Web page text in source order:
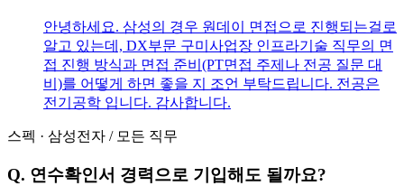
안녕하세요. 삼성의 경우 원데이 면접으로 진행되는걸로
알고 있는데, DX부문 구미사업장 인프라기술 직무의 면
접 진행 방식과 면접 준비(PT면접 주제나 전공 질문 대
비)를 어떻게 하면 좋을 지 조언 부탁드립니다. 전공은
전기공학 입니다. 감사합니다.
스펙 · 삼성전자 / 모든 직무
Q. 연수확인서 경력으로 기입해도 될까요?